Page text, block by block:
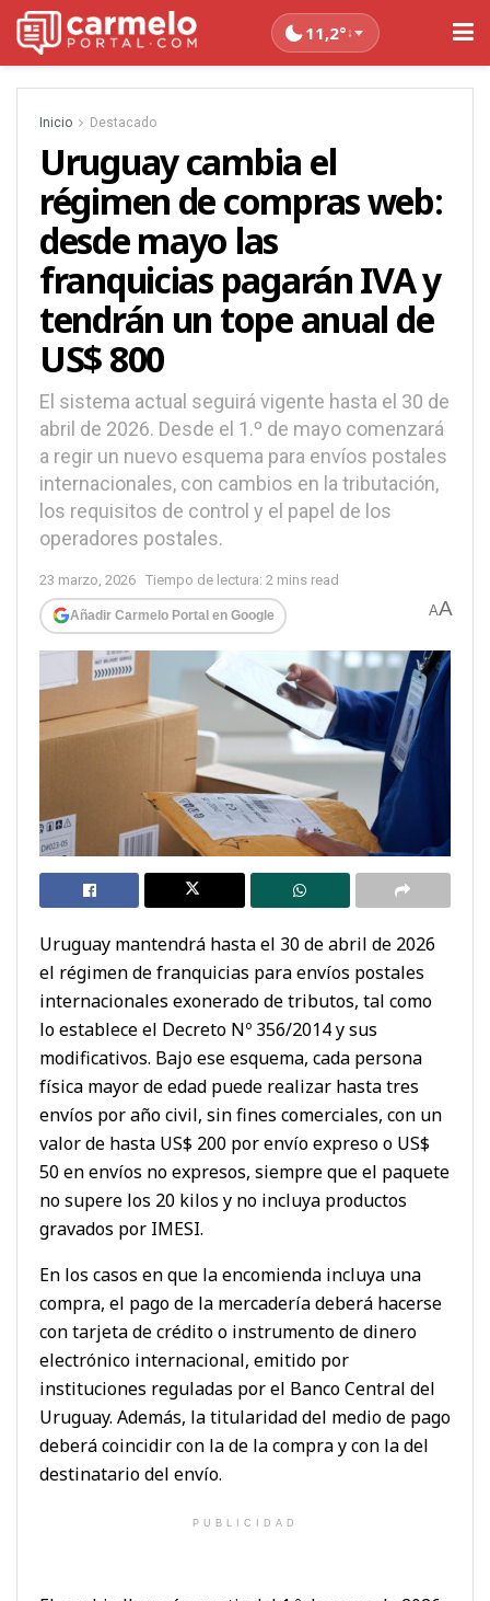
11,2°↓
Inicio Destacado
Uruguay cambia el
régimen de compras web:
desde mayo las
franquicias pagarán IVA y
tendrán un tope anual de
US$ 800
El sistema actual seguirá vigente hasta el 30 de
abril de 2026. Desde el 1.º de mayo comenzará
a regir un nuevo esquema para envíos postales
internacionales, con cambios en la tributación,
los requisitos de control y el papel de los
operadores postales.
23 marzo, 2026 Tiempo de lectura: 2 mins read
Añadir Carmelo Portal en Google AA
Uruguay mantendrá hasta el 30 de abril de 2026
el régimen de franquicias para envíos postales
internacionales exonerado de tributos, tal como
lo establece el Decreto Nº 356/2014 y sus
modificativos. Bajo ese esquema, cada persona
física mayor de edad puede realizar hasta tres
envíos por año civil, sin fines comerciales, con un
valor de hasta US$ 200 por envío expreso o US$
50 en envíos no expresos, siempre que el paquete
no supere los 20 kilos y no incluya productos
gravados por IMESI.
En los casos en que la encomienda incluya una
compra, el pago de la mercadería deberá hacerse
con tarjeta de crédito o instrumento de dinero
electrónico internacional, emitido por
instituciones reguladas por el Banco Central del
Uruguay. Además, la titularidad del medio de pago
deberá coincidir con la de la compra y con la del
destinatario del envío.
PUBLICIDAD